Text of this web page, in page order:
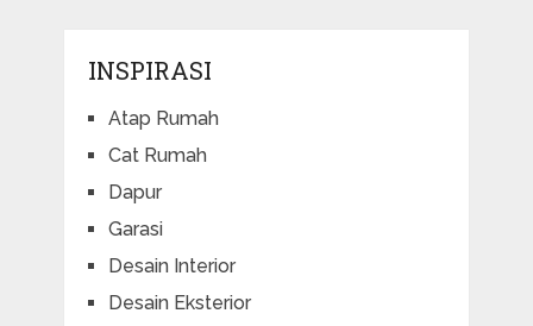
INSPIRASI
Atap Rumah
Cat Rumah
Dapur
Garasi
Desain Interior
Desain Eksterior